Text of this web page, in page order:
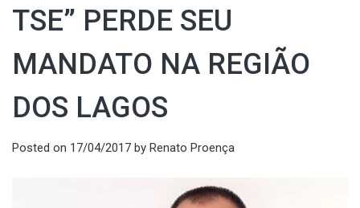
TSE” PERDE SEU
MANDATO NA REGIÃO
DOS LAGOS
Posted on 17/04/2017 by Renato Proença